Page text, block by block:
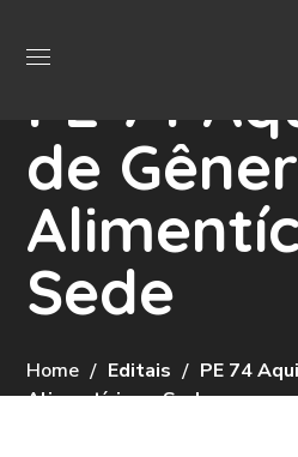
PE 74
de
Sede
Home Editais
PE 74
Alimentícios – Sede